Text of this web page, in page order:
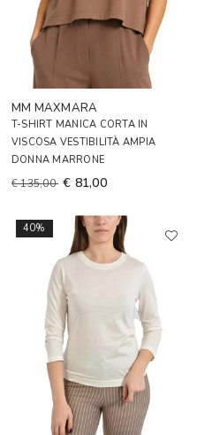
MM MAXMARA
T-SHIRT MANICA CORTA IN
VISCOSA VESTIBILITÀ AMPIA
DONNA MARRONE
€ 135,00 € 81,00
40%